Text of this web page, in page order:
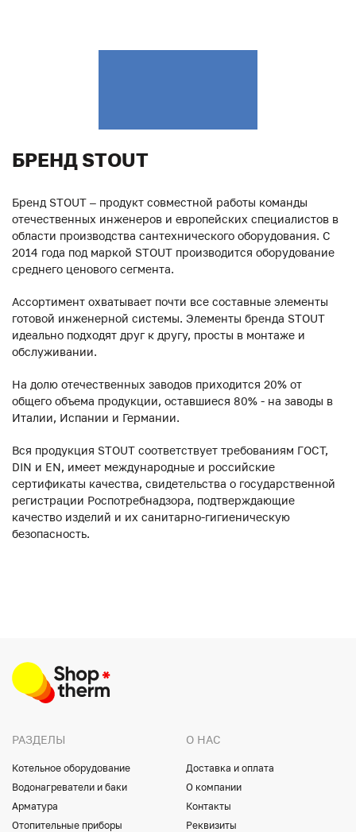
БРЕНД STOUT
Бренд STOUT – продукт совместной работы команды
отечественных инженеров и европейских специалистов в
области производства сантехнического оборудования. С
2014 года под маркой STOUT производится оборудование
среднего ценового сегмента.
Ассортимент охватывает почти все составные элементы
готовой инженерной системы. Элементы бренда STOUT
идеально подходят друг к другу, просты в монтаже и
обслуживании.
На долю отечественных заводов приходится 20% от
общего объема продукции, оставшиеся 80% - на заводы в
Италии, Испании и Германии.
Вся продукция STOUT соответствует требованиям ГОСТ,
DIN и EN, имеет международные и российские
сертификаты качества, свидетельства о государственной
регистрации Роспотребнадзора, подтверждающие
качество изделий и их санитарно-гигиеническую
безопасность.
РАЗДЕЛЫ
Котельное оборудование
Водонагреватели и баки
Арматура
Отопительные приборы
О НАС
Доставка и оплата
О компании
Контакты
Реквизиты